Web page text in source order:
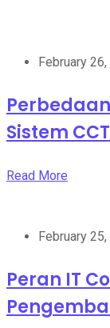
February
Sistem
Read More
February
Peran IT